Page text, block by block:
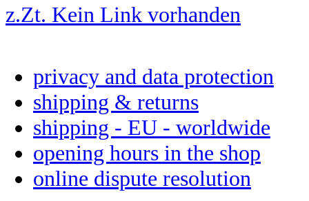
z.Zt. Kein Link vorhanden
privacy and data protection
shipping & returns
shipping - EU - worldwide
opening hours in the shop
online dispute resolution